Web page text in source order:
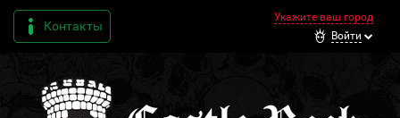
Контакты
Укажите ваш город
Войти